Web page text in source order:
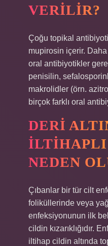
VERILIR?
Çoğu topikal
mupirosin içerir.
oral antibiyotikler
penisilin,
makrolidler (örn.
birçok farklı oral
DERI
NEDEN
Çıbanlar bir tür cilt
foliküllerinde veya
enfeksiyonunun ilk
cildin kızarıklığıdır.
iltihap cildin altında